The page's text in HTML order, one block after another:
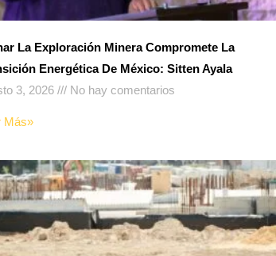
La Exploración Minera Compromete La
Energética De México: Sitten Ayala
3, 2026
No hay comentarios
Más»